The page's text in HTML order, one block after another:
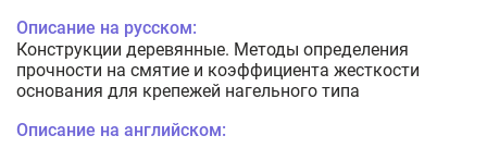
Описание на русском:
Конструкции деревянные. Методы определения
прочности на смятие и коэффициента жесткости
основания для крепежей нагельного типа
Описание на английском: